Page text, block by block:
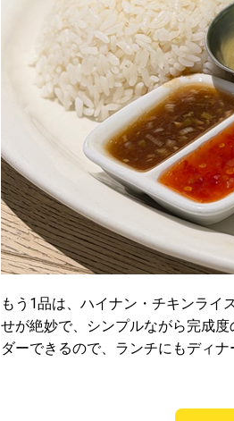
もう1品は、ハイナン・チキンライ
せが絶妙で、シンプルながら完成
ダーできるので、ランチにもディナ